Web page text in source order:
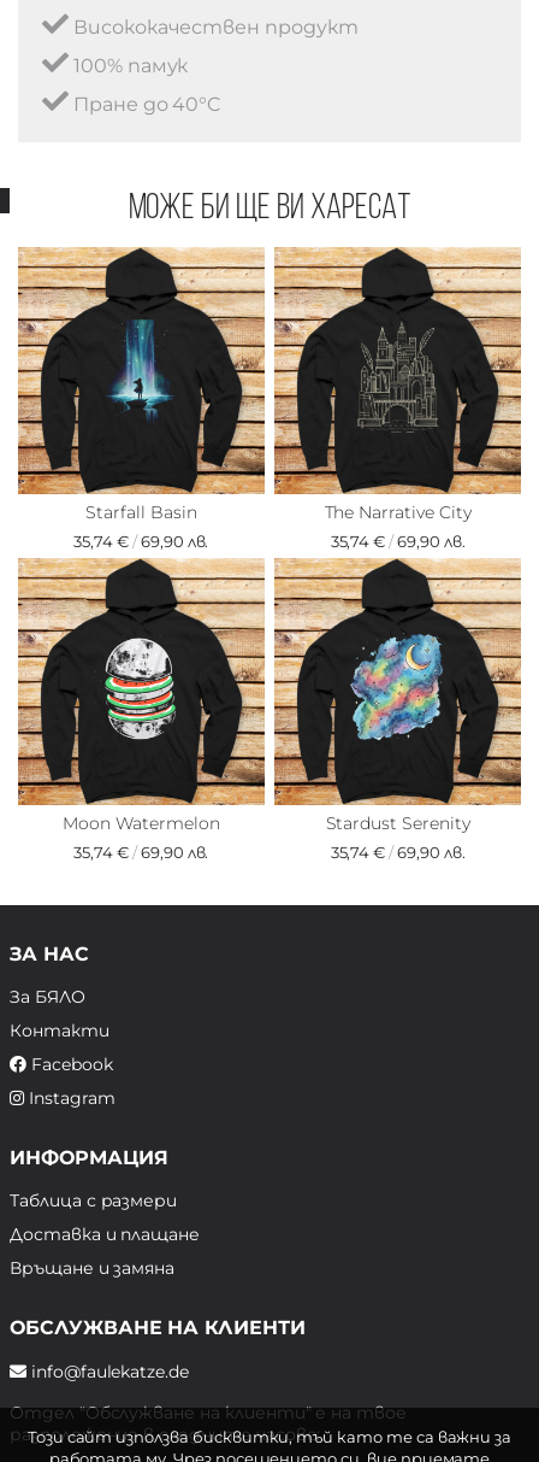
Висококачествен продукт
100% памук
Пране до 40°C
Може би ще ви харесат
Starfall Basin
35,74 €/69,90 лв.
The Narrative City
35,74 €/69,90 лв.
Moon Watermelon
35,74 €/69,90 лв.
Stardust Serenity
35,74 €/69,90 лв.
ЗА НАС
За БЯЛО
Контакти
Facebook
Instagram
ИНФОРМАЦИЯ
Таблица с размери
Доставка и плащане
Връщане и замяна
ОБСЛУЖВАНЕ НА КЛИЕНТИ
info@faulekatze.de
Отдел "Обслужване на клиенти" е на твое
разположение в следните часове:
Този сайт използва бисквитки, тъй като те са важни за